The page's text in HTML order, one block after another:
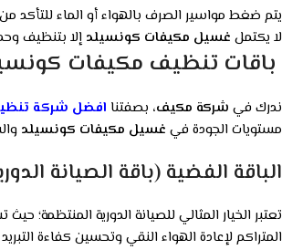
يتم ضغط مواسير الصرف بالهواء أو الماء
لا يكتمل غسيل مكيفات كونسيلد إلا بتنظيف
باقات تنظيف مكيفات
ندرك في شركة مكيف، بصفتنا افضل شركة
مستويات الجودة في غسيل مكيفات كونسيلد
الباقة الفضية (باقة الصيانة
تعتبر الخيار المثالي للصيانة الدورية المنتظمة؛
المتراكم لإعادة الهواء النقي وتحسين كفاءة